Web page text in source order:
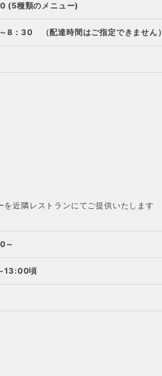
(5種類のメニュー)
8：30 （配達時間はご指定できません）
を近隣レストランにてご提供いたします
～
13:00頃